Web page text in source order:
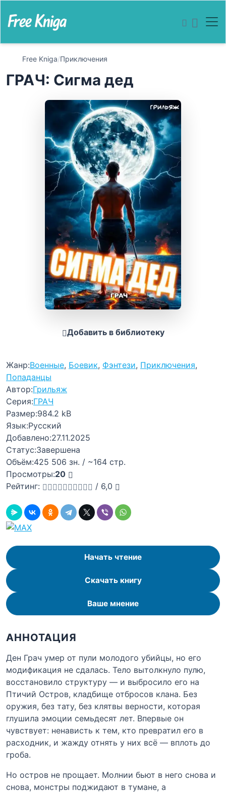
Free Kniga/Приключения
ГРАЧ: Сигма дед
Добавить в библиотеку
Жанр:Военные, Боевик, Фэнтези, Приключения,
Попаданцы
Автор:Грильяж
Серия:ГРАЧ
Размер:984.2 kB
Язык:Русский
Добавлено:27.11.2025
Статус:Завершена
Объём:425 506 зн. / ~164 стр.
Просмотры:20
Рейтинг:
/ 6,0
Начать чтение
Скачать книгу
Ваше мнение
АННОТАЦИЯ
Ден Грач умер от пули молодого убийцы, но его
модификация не сдалась. Тело вытолкнуло пулю,
восстановило структуру — и выбросило его на
Птичий Остров, кладбище отбросов клана. Без
оружия, без тату, без клятвы верности, которая
глушила эмоции семьдесят лет. Впервые он
чувствует: ненависть к тем, кто превратил его в
расходник, и жажду отнять у них всё — вплоть до
гроба.
Но остров не прощает. Молнии бьют в него снова и
снова, монстры поджидают в тумане, а